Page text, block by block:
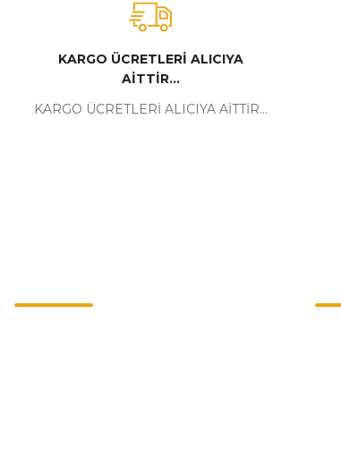
Bu ürüne benzer farklı alternatifler olmalı.
KARGO ÜCRETLERİ ALICIYA
AİTTİR...
KARGO ÜCRETLERİ ALICIYA AİTTİR...